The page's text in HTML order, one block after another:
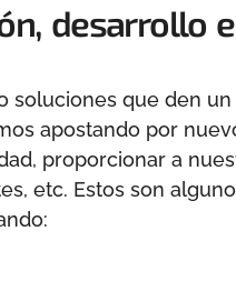
desarrollo
soluciones que den un
apostando por
proporcionar a
etc. Estos son